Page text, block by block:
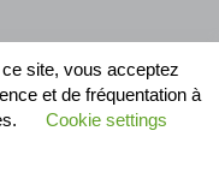
site, vous acceptez
et de fréquentation à
Cookie settings